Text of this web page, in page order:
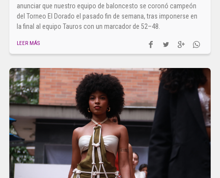
anunciar que nuestro equipo de baloncesto se coronó campeón
del Torneo El Dorado el pasado fin de semana, tras imponerse en
la final al equipo Tauros con un marcador de 52–48.
LEER MÁS